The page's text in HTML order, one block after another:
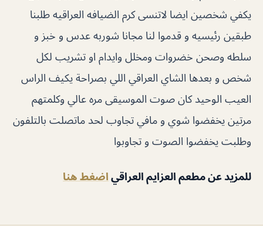
يكفي شخصين ايضا لاتنسى كرم الضيافه العراقيه طلبنا
طبقين رئيسيه و قدموا لنا مجانا شوربه عدس و خبز و
سلطه وصحن خضروات ومخلل وايدام او تشريب لكل
شخص و بعدها الشاي العراقي اللي بصراحة يكيف الراس
العيب الوحيد كان صوت الموسيقى مره عالي وكلمتهم
مرتين يخفضوا شوي و مافي تجاوب لحد ماتصلت بالتلفون
وطلبت يخفضوا الصوت و تجاوبوا
للمزيد عن مطعم العزايم العراقي اضغط هنا